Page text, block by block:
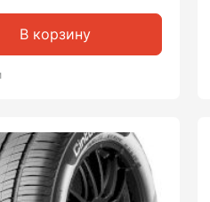
В корзину